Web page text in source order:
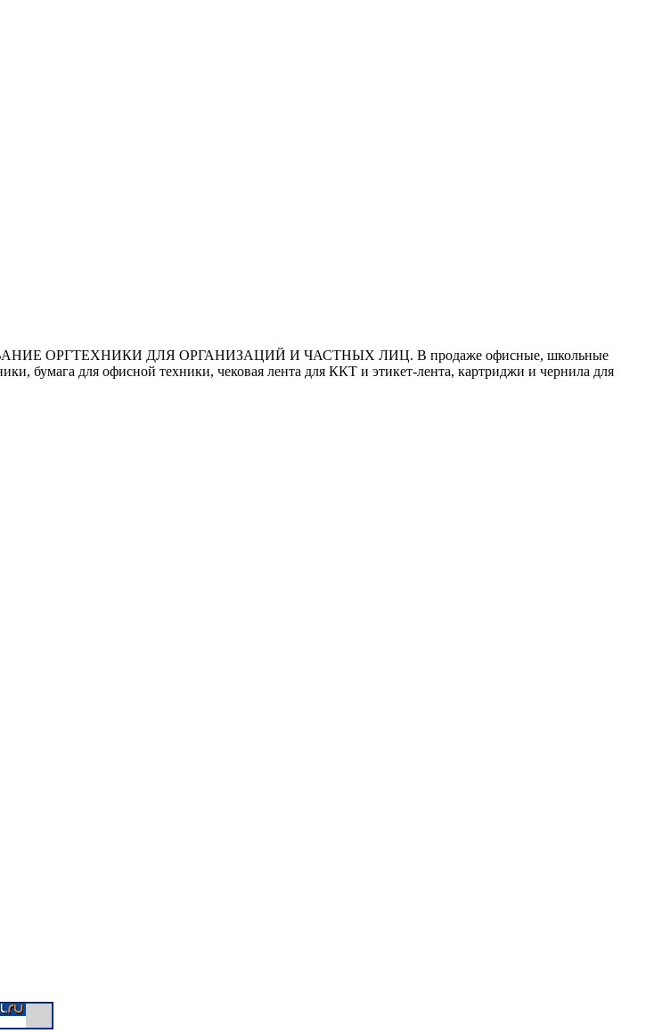
ОРГТЕХНИКИ ДЛЯ ОРГАНИЗАЦИЙ И ЧАСТНЫХ ЛИЦ. В продаже офисные, школьные
бумага для офисной техники, чековая лента для ККТ и этикет-лента, картриджи и чернила для